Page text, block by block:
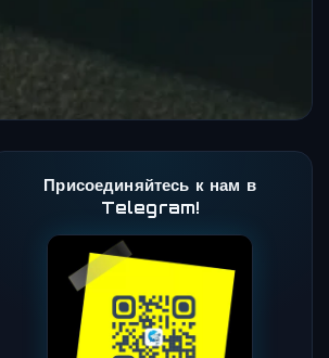
Присоединяйтесь к нам в
Telegram!